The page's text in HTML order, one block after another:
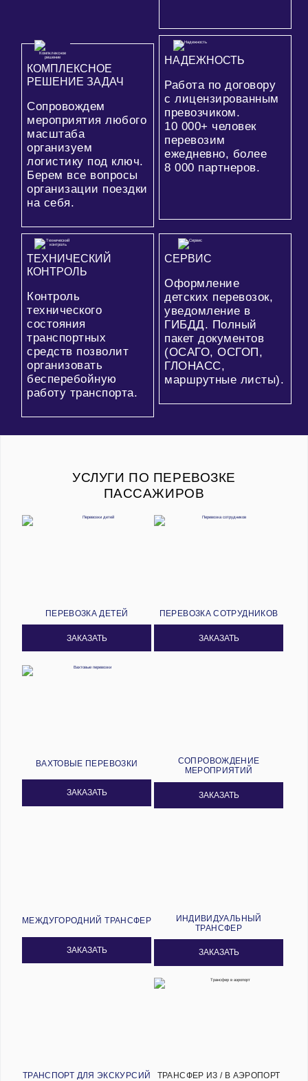
КОМПЛЕКСНОЕ
РЕШЕНИЕ ЗАДАЧ
Сопровождем
мероприятия любого
масштаба
организуем
логистику под ключ.
Берем все вопросы
организации поездки
на себя.
НАДЕЖНОСТЬ
Работа по договору
с лицензированным
превозчиком.
10 000+ человек
перевозим
ежедневно, более
8 000 партнеров.
ТЕХНИЧЕСКИЙ
КОНТРОЛЬ
Контроль
технического
состояния
транспортных
средств позволит
организовать
бесперебойную
работу транспорта.
СЕРВИС
Оформление
детских перевозок,
уведомление в
ГИБДД. Полный
пакет документов
(ОСАГО, ОСГОП,
ГЛОНАСС,
маршрутные листы).
УСЛУГИ ПО ПЕРЕВОЗКЕ
ПАССАЖИРОВ
ПЕРЕВОЗКА ДЕТЕЙ
ЗАКАЗАТЬ
ПЕРЕВОЗКА СОТРУДНИКОВ
ЗАКАЗАТЬ
ВАХТОВЫЕ ПЕРЕВОЗКИ
ЗАКАЗАТЬ
СОПРОВОЖДЕНИЕ
МЕРОПРИЯТИЙ
ЗАКАЗАТЬ
МЕЖДУГОРОДНИЙ ТРАНСФЕР
ЗАКАЗАТЬ
ИНДИВИДУАЛЬНЫЙ
ТРАНСФЕР
ЗАКАЗАТЬ
ТРАНСПОРТ ДЛЯ ЭКСКУРСИЙ ТРАНСФЕР ИЗ / В АЭРОПОРТ